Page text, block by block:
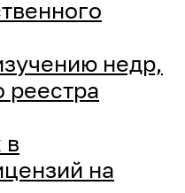
недр,
реестра
в
на